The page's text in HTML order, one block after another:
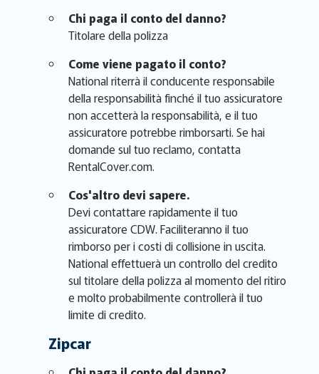
Chi paga il conto del danno?
Titolare della polizza
Come viene pagato il conto?
National riterrà il conducente responsabile
della responsabilità finché il tuo assicuratore
non accetterà la responsabilità, e il tuo
assicuratore potrebbe rimborsarti. Se hai
domande sul tuo reclamo, contatta
RentalCover.com.
Cos'altro devi sapere.
Devi contattare rapidamente il tuo
assicuratore CDW. Faciliteranno il tuo
rimborso per i costi di collisione in uscita.
National effettuerà un controllo del credito
sul titolare della polizza al momento del ritiro
e molto probabilmente controllerà il tuo
limite di credito.
Zipcar